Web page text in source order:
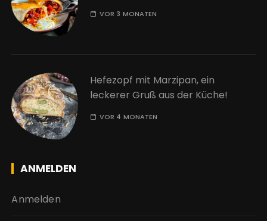
VOR 3 MONATEN
Hefezopf mit Marzipan, ein
leckerer Gruß aus der Küche!
VOR 4 MONATEN
ANMELDEN
Anmelden